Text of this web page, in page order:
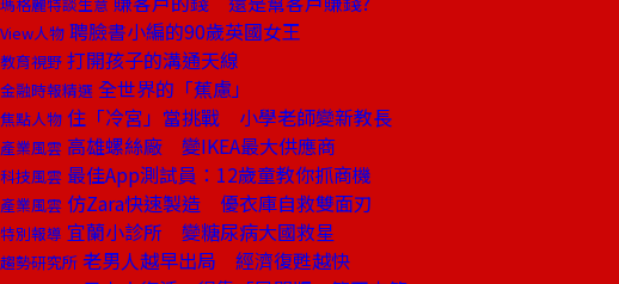
View人物 聘臉書小編的90歲英國女王
教育視野 打開孩子的溝通天線
金融時報精選 全世界的「蕉慮」
焦點人物 住「冷宮」當挑戰 小學老師變新教長
產業風雲 高雄螺絲廠 變IKEA最大供應商
科技風雲 最佳App測試員：12歲童教你抓商機
產業風雲 仿Zara快速製造 優衣庫自救雙面刃
特別報導 宜蘭小診所 變糖尿病大國救星
趨勢研究所 老男人越早出局 經濟復甦越快